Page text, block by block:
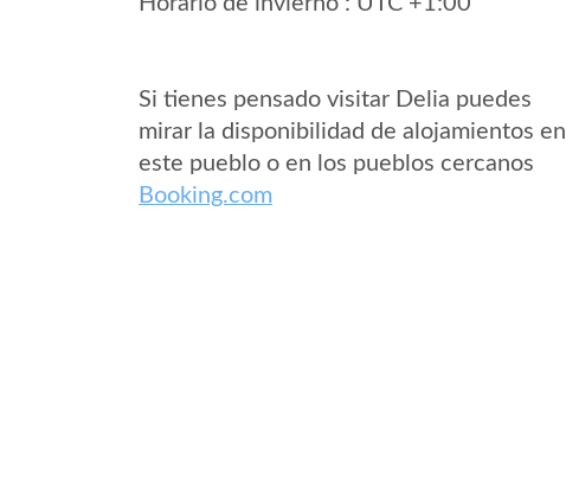
Si tienes pensado visitar Delia puedes
mirar la disponibilidad de alojamientos en
este pueblo o en los pueblos cercanos
Booking.com